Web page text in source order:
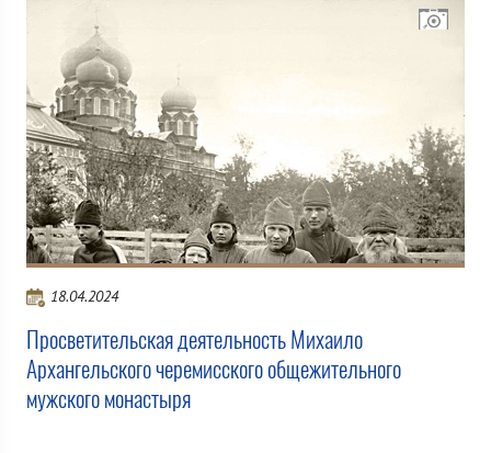
18.04.2024
Просветительская деятельность Михаило
Архангельского черемисского общежительного
мужского монастыря